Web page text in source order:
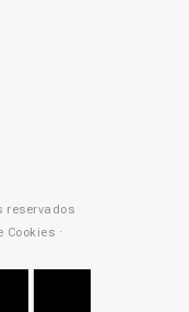
reservados
Cookies ·